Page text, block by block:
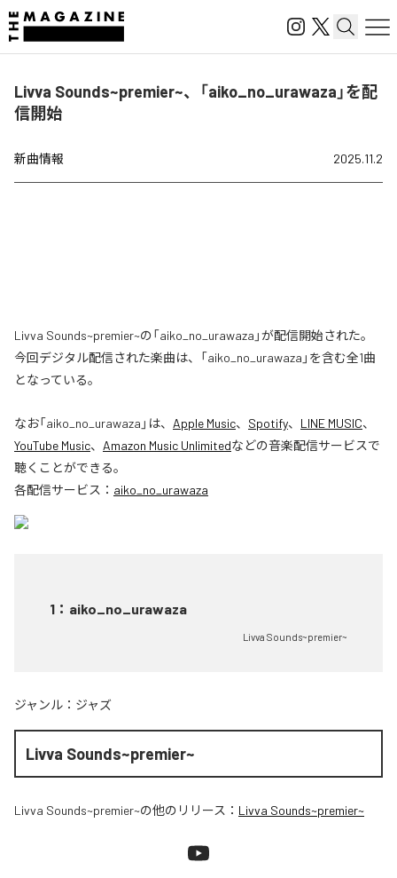
Livva Sounds~premier~、「aiko_no_urawaza」を配
信開始
新曲情報 2025.11.2
Livva Sounds~premier~の「aiko_no_urawaza」が配信開始された。
今回デジタル配信された楽曲は、「aiko_no_urawaza」を含む全1曲
となっている。
なお「aiko_no_urawaza 」は、 Apple Music、 Spotify、 LINE MUSIC、
YouTube Music、 Amazon Music Unlimitedなどの音楽配信サービスで
聴くことができる。
各配信サービス： aiko_no_urawaza
1 ： aiko_no_urawaza
Livva Sounds~premier~
ジャンル： ジャズ
Livva Sounds~premier~
Livva Sounds~premier~の他のリリース： Livva Sounds~premier~